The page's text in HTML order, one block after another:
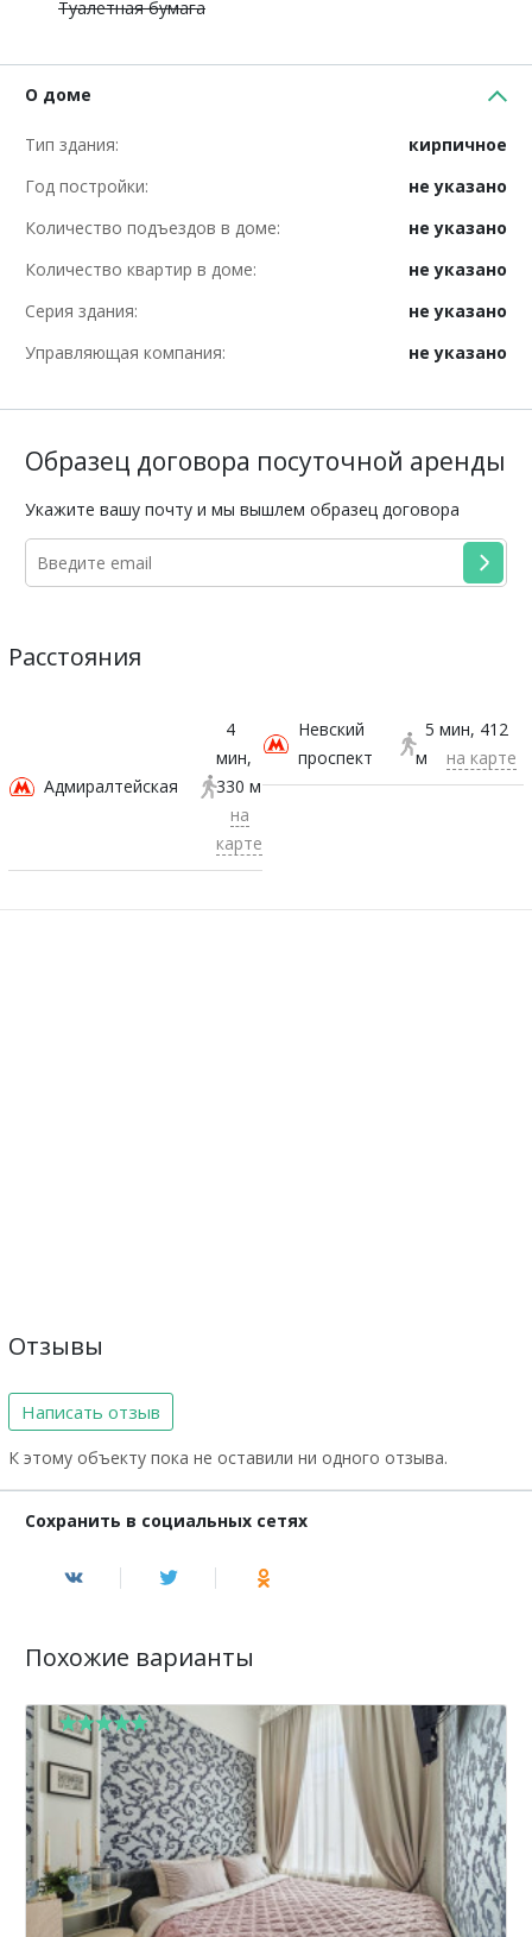
Туалетная бумага
О доме
Тип здания:
кирпичное
Год постройки:
не указано
Количество подъездов в доме:
не указано
Количество квартир в доме:
не указано
Серия здания:
не указано
Управляющая компания:
не указано
Образец договора посуточной аренды
Укажите вашу почту и мы вышлем образец договора
Расстояния
Адмиралтейская
4
мин
330 м
на
карте
Невский
проспект
5 мин 412
м
на карте
Отзывы
Написать отзыв
К этому объекту пока не оставили ни одного отзыва.
Сохранить в социальных сетях
Похожие варианты